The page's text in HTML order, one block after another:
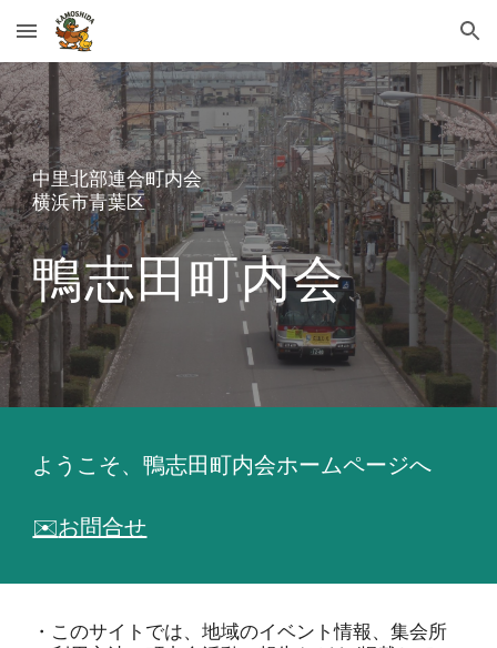
Skip to main content Skip to navigation
中里北部連合町内会
横浜市青葉区
鴨志田町内会
ようこそ、鴨志田町内会ホームページへ
✉️お問合せ
・このサイトでは、地域のイベント情報、集会所